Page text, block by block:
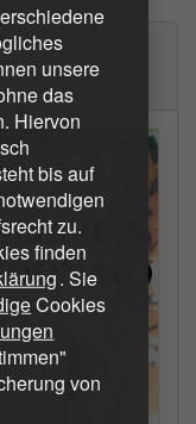
unsere
das
Hiervon
bis auf
zu.
finden
. Sie
Cookies
von